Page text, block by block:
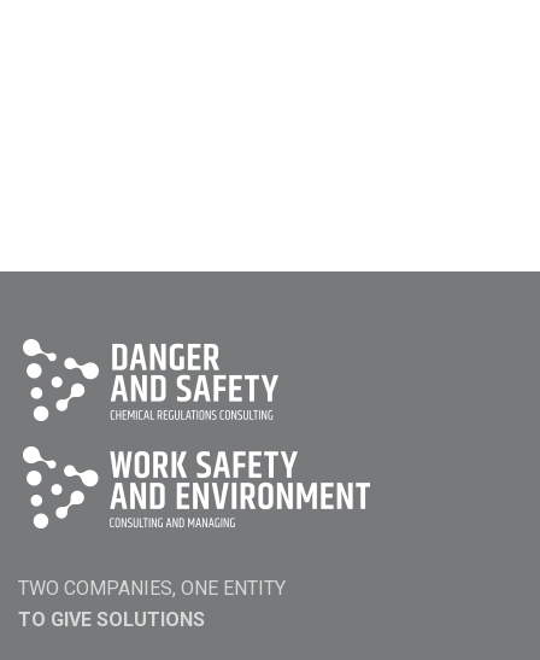
TWO COMPANIES, ONE ENTITY
TO GIVE SOLUTIONS